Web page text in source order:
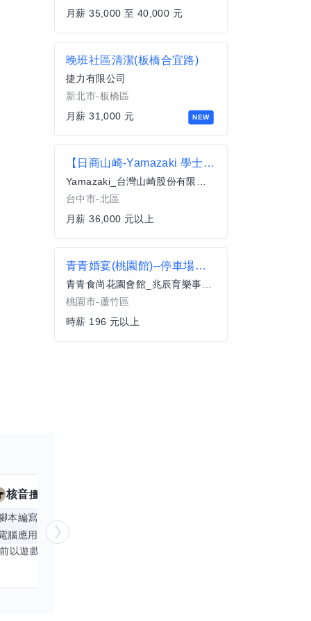
核音擅長
本編寫 APP開發
腦應用相關
月薪 35,000 至 40,000 元
NEW
晚班社區清潔(板橋合宜路)
捷力有限公司
新北市-板橋區
月薪 31,000 元
【日商山崎-Yamazaki 學士店】 麵包製作-正職
Yamazaki_台灣山崎股份有限公司
台中市-北區
月薪 36,000 元以上
青青婚宴(桃園館)--停車場管理人員(假日兼職)
青青食尚花園會館_兆辰育樂事業有限公司
桃園市-蘆竹區
時薪 196 元以上